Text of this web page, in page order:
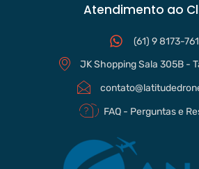
Atendimento ao
(61) 9 8173-
JK Shopping Sala 305B -
FAQ - Perguntas e